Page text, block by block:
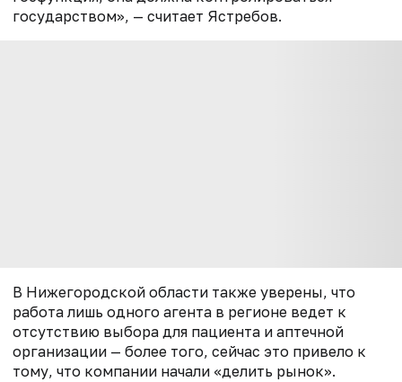
государством», — считает Ястребов.
В Нижегородской области также уверены, что
работа лишь одного агента в регионе ведет к
отсутствию выбора для пациента и аптечной
организации — более того, сейчас это привело к
тому, что компании начали «делить рынок».